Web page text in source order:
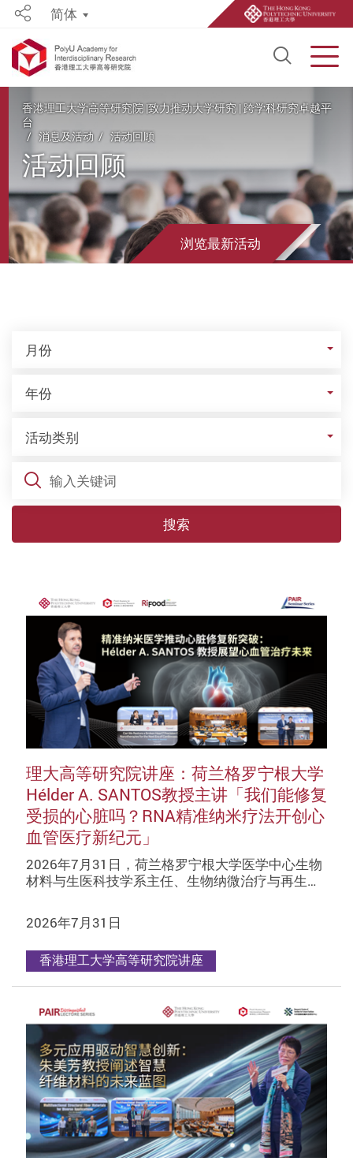
Open
Share简体
香港理工大学高等研究院 |致力推动大学研究 | 跨学科研究卓越平
台
消息及活动
活动回顾
活动回顾
浏览最新活动
月份
年份
活动类别
关键词
搜索
理大高等研究院讲座：荷兰格罗宁根大学
Hélder A. SANTOS教授主讲「我们能修复
受损的心脏吗？RNA精准纳米疗法开​​创心
血管医疗新纪元」
2026年7月31日，荷兰格罗宁根大学医学中心生物
材料与生医科技学系主任、生物纳微治疗与再生…
2026年7月31日
香港理工大学高等研究院讲座